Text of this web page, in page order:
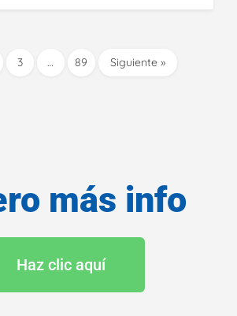
3 … 89 Siguiente »
más info
Haz clic aquí